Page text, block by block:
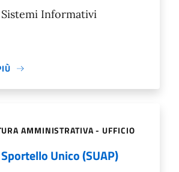
Informativi
AMMINISTRATIVA - UFFICIO
Unico (SUAP)